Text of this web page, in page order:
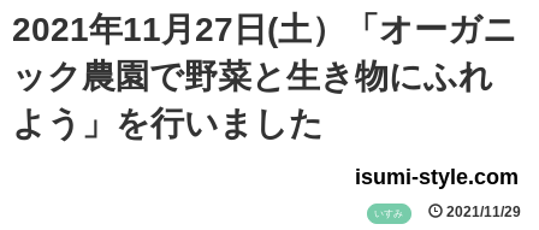
2021年11月27日(土）「オーガニ
ック農園で野菜と生き物にふれ
よう」を行いました
isumi-style.com
いすみ 2021/11/29